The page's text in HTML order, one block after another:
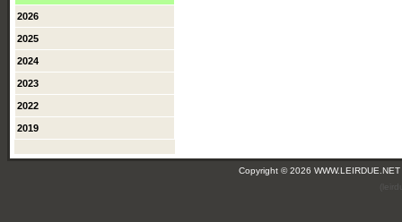
2026
2025
2024
2023
2022
2019
Copyright © 2026